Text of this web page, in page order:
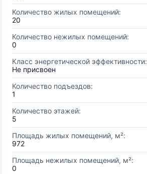
Количество жилых помещений:
20
Количество нежилых помещений:
0
Класс энергетической эффективности:
Не присвоен
Количество подъездов:
1
Количество этажей:
5
Площадь жилых помещений, м²:
972
Площадь нежилых помещений, м²:
0